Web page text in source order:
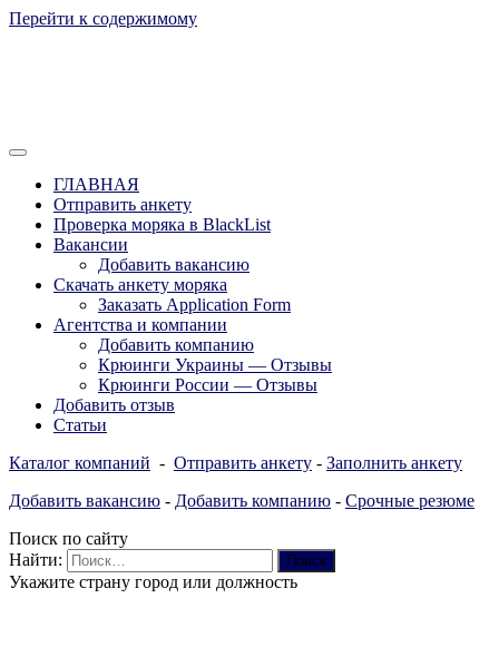
Перейти к содержимому
Рассылка
Вакансии для моряков. Работа для
моряков в море. Каталог крюинговых
компаний и морских агентств
Украины, России, Европы и Всего
мира. Отзывы, Контакты, Работа,
Вакансии для моряков. Рассылка
апликашки CV application form
ГЛАВНАЯ
Отправить анкету
Проверка моряка в BlackList
Вакансии
Добавить вакансию
Скачать анкету моряка
Заказать Application Form
Агентства и компании
Добавить компанию
Крюинги Украины — Отзывы
Крюинги России — Отзывы
Добавить отзыв
Статьи
Каталог компаний - Отправить анкету - Заполнить анкету
Добавить вакансию - Добавить компанию - Срочные резюме
Поиск по сайту
Найти:
Укажите страну город или должность